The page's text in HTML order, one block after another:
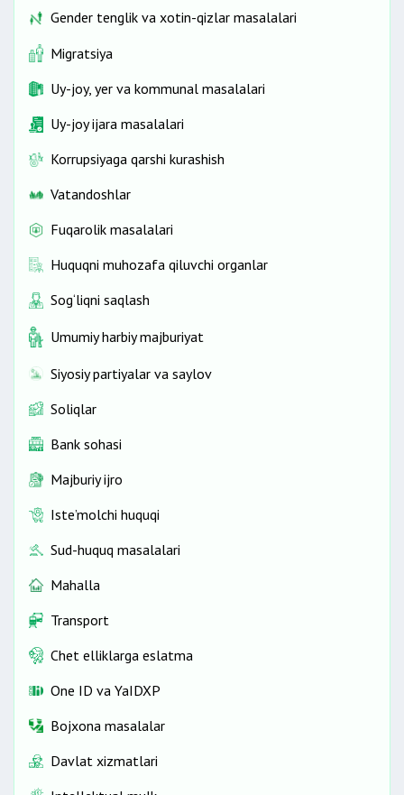
Gender tenglik va xotin-qizlar masalalari
Migratsiya
Uy-joy, yer va kommunal masalalari
Uy-joy ijara masalalari
Korrupsiyaga qarshi kurashish
Vatandoshlar
Fuqarolik masalalari
Huquqni muhozafa qiluvchi organlar
Sog‘liqni saqlash
Umumiy harbiy majburiyat
Siyosiy partiyalar va saylov
Soliqlar
Bank sohasi
Majburiy ijro
Iste’molchi huquqi
Sud-huquq masalalari
Mahalla
Transport
Chet elliklarga eslatma
One ID vа YaIDXP
Bojxona masalalar
Davlat xizmatlari